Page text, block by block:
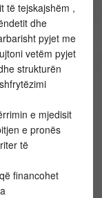
të tejskajshëm ,
dhe
pyjet me
vetëm pyjet
strukturën
e mjedisit
e pronës
të
financohet